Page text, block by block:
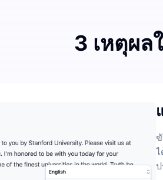
3 เหตุผล
นาทีทุกเดือน โดยมีขีดจำกัดรายวันที่
ากการแปลงเสียงเป็นข้อความ
คัญโดยอัตโนมัติจากไฟล์เสียงและวิ